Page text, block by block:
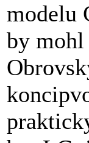
modelu
by mohl